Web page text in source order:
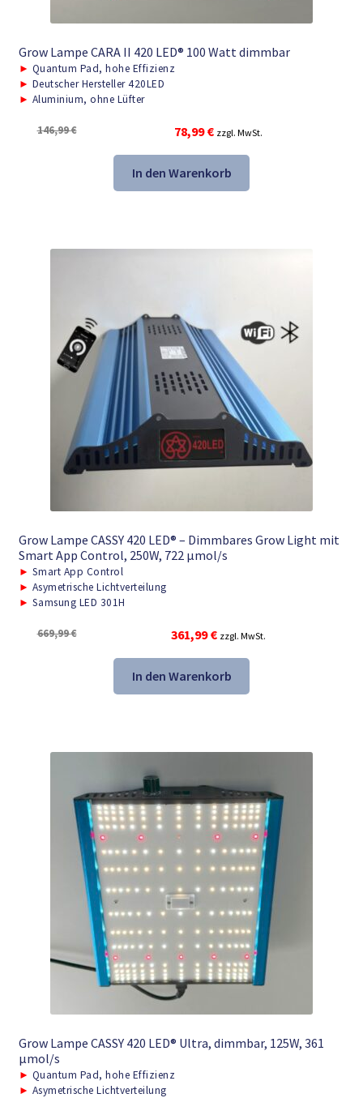
Grow Lampe CARA II 420 LED® 100 Watt dimmbar
► Quantum Pad, hohe Effizienz
► Deutscher Hersteller 420LED
► Aluminium, ohne Lüfter
146,99€
Ursprünglicher
war:
146,99 €
78,99€Aktueller
ist:
78,99 €.
zzgl. MwSt.
In den Warenkorb
Grow Lampe CASSY 420 LED® – Dimmbares Grow Light mit
Smart App Control, 250W, 722 μmol/s
► Smart App Control
► Asymetrische Lichtverteilung
► Samsung LED 301H
669,99€
Ursprünglicher
war:
669,99 €
361,99€Aktueller
ist:
361,99 €.
zzgl. MwSt.
In den Warenkorb
Grow Lampe CASSY 420 LED® Ultra, dimmbar, 125W, 361
μmol/s
► Quantum Pad, hohe Effizienz
► Asymetrische Lichtverteilung